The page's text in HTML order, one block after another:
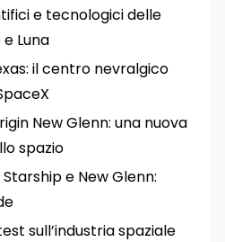
e tecnologici delle
Luna
il centro nevralgico
New Glenn: una nuova
spazio
e New Glenn:
sull’industria spaziale